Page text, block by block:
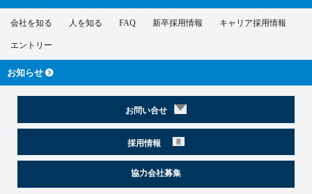
会社を知る 人を知る FAQ 新卒採用情報 キャリア採用情報
エントリー
お知らせ
お問い合せ
採用情報
協力会社募集